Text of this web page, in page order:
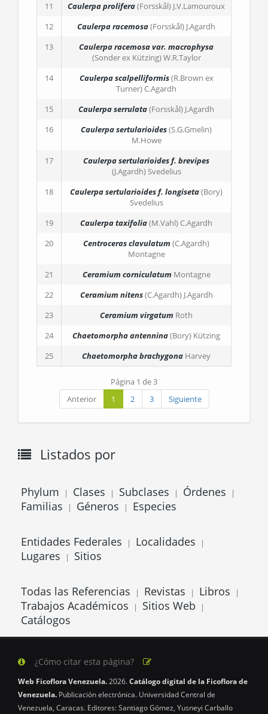
11
Caulerpa prolifera(Forsskål) J.V.Lamouroux
12
Caulerpa racemosa(Forsskål) J.Agardh
13
Caulerpa racemosavar. macrophysa
(Sonder ex Kützing) W.R.Taylor
14
Caulerpa scalpelliformis(R.Brown ex
Turner) C.Agardh
15
Caulerpa serrulata(Forsskål) J.Agardh
16
Caulerpa sertularioides(S.G.Gmelin)
M.Howe
17
Caulerpa sertularioidesf. brevipes
(J.Agardh) Svedelius
18
Caulerpa sertularioidesf. longiseta(Bory)
Svedelius
19
Caulerpa taxifolia(M.Vahl) C.Agardh
20
Centroceras clavulatum (C.Agardh)
Montagne
21
Ceramium corniculatum Montagne
22
Ceramium nitens(C.Agardh) J.Agardh
23
Ceramium virgatum Roth
24
Chaetomorpha antennina(Bory) Kützing
25
Chaetomorpha brachygona Harvey
Página 1 de 3
Anterior
1 2 3 Siguiente
Listados por
Phylum | Clases | Subclases | Órdenes |
Familias | Géneros | Especies
Entidades Federales | Localidades |
Lugares | Sitios
Todas las Referencias | Revistas | Libros |
Trabajos Académicos | Sitios Web |
Catálogos
¿Cómo citar esta página?
Web Ficoflora Venezuela.2026.Catálogo digital de la Ficoflora de
Venezuela. Publicación electrónica. Universidad Central de
Venezuela, Caracas. Editores: Santiago Gómez, Yusneyi Carballo